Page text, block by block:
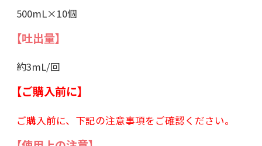
500mL×10個
【吐出量】
約3mL/回
【ご購入前に】
ご購入前に、下記の注意事項をご確認ください。